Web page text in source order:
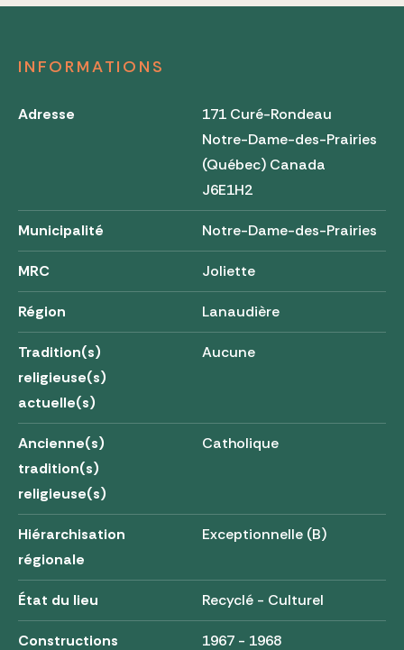
INFORMATIONS
Adresse
171 Curé-Rondeau
Notre-Dame-des-Prairies
(Québec) Canada
J6E1H2
Municipalité Notre-Dame-des-Prairies
MRC Joliette
Région Lanaudière
Tradition(s)
religieuse(s)
actuelle(s)
Aucune
Ancienne(s)
tradition(s)
religieuse(s)
Catholique
Hiérarchisation
régionale
Exceptionnelle (B)
État du lieu Recyclé - Culturel
Constructions 1967 - 1968